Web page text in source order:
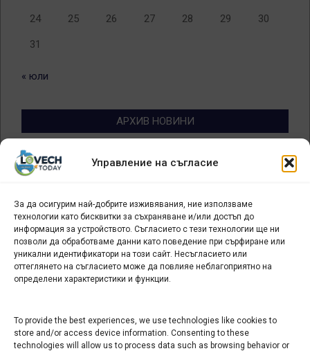
Управление на съгласие
За да осигурим най-добрите изживявания, ние използваме
технологии като бисквитки за съхраняване и/или достъп до
информация за устройството. Съгласието с тези технологии ще ни
позволи да обработваме данни като поведение при сърфиране или
уникални идентификатори на този сайт. Несъгласието или
оттеглянето на съгласието може да повлияе неблагоприятно на
определени характеристики и функции.
To provide the best experiences, we use technologies like cookies to
store and/or access device information. Consenting to these
technologies will allow us to process data such as browsing behavior or
24 25 26 27 28 29 30
31
« юли
АРХИВ НОВИНИ
Архив
новини
БИЗНЕС
Арт галерия "Мостове" – магазин за изкуство
СЕВЕРОЗАПАДА ИНФОРМАЦИОНЕН БИЗНЕС
ТУРИСТИЧЕСКИ КЛЪСТЕР
ИНСТИТУЦИИ В ЛОВЕЧ